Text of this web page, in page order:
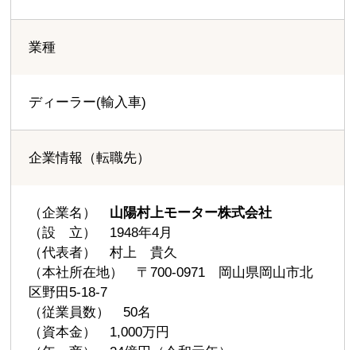
業種
ディーラー(輸入車)
企業情報（転職先）
（企業名） 山陽村上モーター株式会社
（設 立） 1948年4月
（代表者） 村上 貴久
（本社所在地） 〒700-0971 岡山県岡山市北
区野田5-18-7
（従業員数） 50名
（資本金） 1,000万円